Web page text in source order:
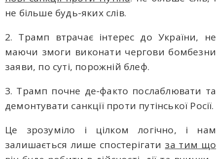
не більше будь-яких слів.
2. Трамп втрачає iнтерес до України, не
маючи змоги виконати чергови бомбезни
заяви, по суті, порожній блеф.
3. Трамп почне де-факто послаблювати тa
демонтувати санкції проти путінської Росії.
Це зрозуміло і цілком логічно, і нам
залишається лише спостерігати за тим що